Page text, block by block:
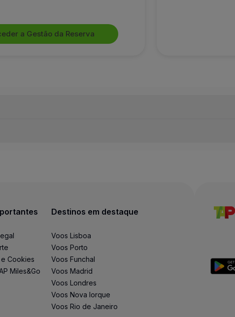
será feito em simultâneo com o crédito das milhas
não foram creditadas automaticamente, deverá entrar em
a Gestão da Reserva
Cookies
Miles&Go
Destinos em destaque
Voos Lisboa
Voos Porto
Voos Funchal
Voos Madrid
Voos Londres
Voos Nova Iorque
Voos Rio de Janeiro